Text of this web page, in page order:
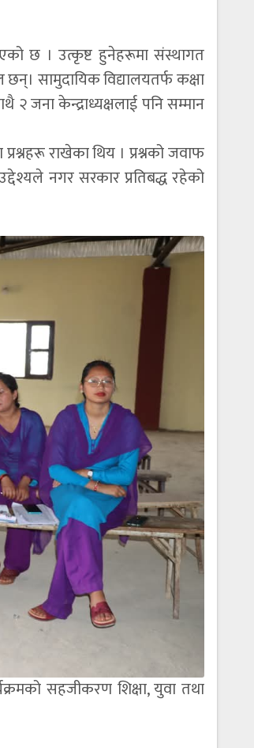
छ । उत्कृष्ट हुनेहरूमा संस्थागत
छन्। सामुदायिक विद्यालयतर्फ कक्षा
२ जना केन्द्राध्यक्षलाई पनि सम्मान
राखेका थिय । प्रश्नको जवाफ
नगर सरकार प्रतिबद्ध रहेको
सहजीकरण शिक्षा, युवा तथा